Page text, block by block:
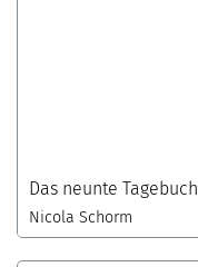
Das neunte Tagebuch
Nicola Schorm